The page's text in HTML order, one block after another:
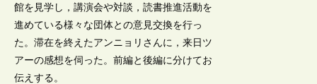
館を見学し，講演会や対談，読書推進活動を
進めている様々な団体との意見交換を行っ
た。滞在を終えたアンニョリさんに，来日ツ
アーの感想を伺った。前編と後編に分けてお
伝えする。